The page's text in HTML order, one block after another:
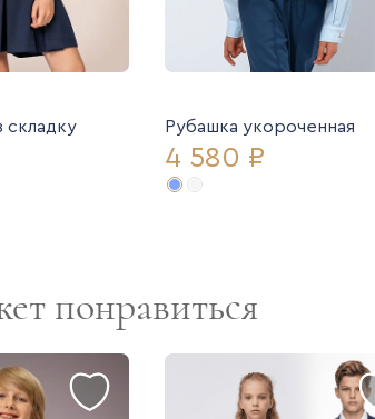
Рубашка укороченная
4 580 ₽
понравиться